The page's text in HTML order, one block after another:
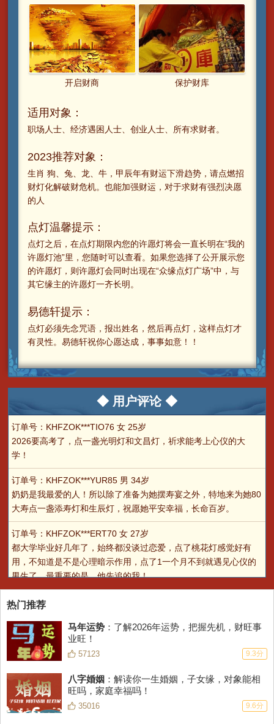
开启财商 保护财库
适用对象：
职场人士、经济遇困人士、创业人士、所有求财者。
2023推荐对象：
生肖 狗、兔、龙、牛，甲辰年有财运下滑趋势，请点燃招
财灯化解破财危机。也能加强财运，对于求财有强烈决愿
的人
点灯温馨提示：
点灯之后，在点灯期限内您的许愿灯将会一直长明在“我的
许愿灯池”里，您随时可以查看。如果您选择了公开展示您
的许愿灯，则许愿灯会同时出现在“众缘点灯广场”中，与
其它缘主的许愿灯一齐长明。
易德轩提示：
点灯必须先念咒语，报出姓名，然后再点灯，这样点灯才
有灵性。易德轩祝你心愿达成，事事如意！！
◆ 用户评论 ◆
订单号：KHFZOK***TIO76 女 25岁
2026要高考了，点一盏光明灯和文昌灯，祈求能考上心仪的大
学！
订单号：KHFZOK***YUR85 男 34岁
奶奶是我最爱的人！所以除了准备为她摆寿宴之外，特地来为她80
大寿点一盏添寿灯和生辰灯，祝愿她平安幸福，长命百岁。
订单号：KHFZOK***ERT70 女 27岁
都大学毕业好几年了，始终都没谈过恋爱，点了桃花灯感觉好有
用，不知道是不是心理暗示作用，点了1一个月不到就遇见心仪的
男生了，最重要的是，他先追的我！
订单号：KHFZOK***ACL22 女 26岁
价分跟这个测试结果差不多吧！
订单号：KHFZOK***FTH45 女 22岁
我的自信，所以总是不能很自如地展现自我魅力。估计我在两性关
系上，就这一个bug了~
热门推荐
马年运势 ：了解2026年运势，把握先机，财旺事
业旺！
57123 9.3分
八字婚姻 ：解读你一生婚姻，子女缘，对象能相
旺吗，家庭幸福吗！
35016 9.6分